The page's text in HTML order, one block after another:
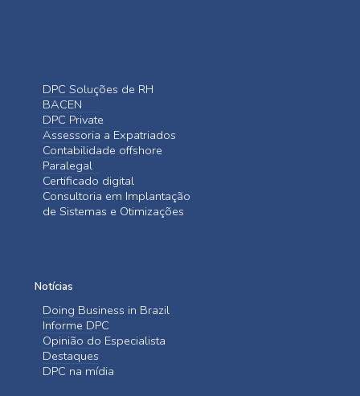
DPC Soluções de RH
BACEN
DPC Private
Assessoria a Expatriados
Contabilidade offshore
Paralegal
Certificado digital
Consultoria em Implantação
de Sistemas e Otimizações
Notícias
Doing Business in Brazil
Informe DPC
Opinião do Especialista
Destaques
DPC na mídia